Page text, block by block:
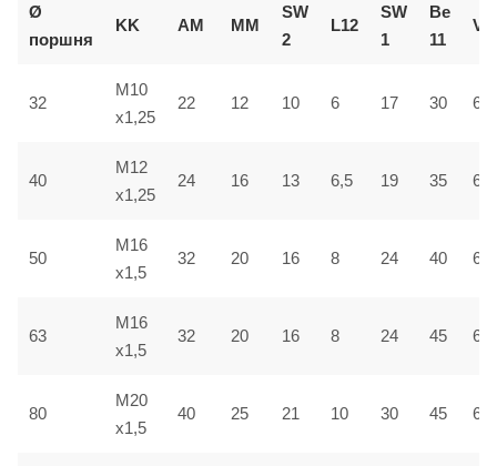
Ø
поршня
KK AM ММ
SW
2
L12
SW
1
Вe
11
VD
32
M10
x1,25
22 12 10 6 17 30 6
40
M12
x1,25
24 16 13 6,5 19 35 6,5
50
M16
x1,5
32 20 16 8 24 40 6,5
63
M16
x1,5
32 20 16 8 24 45 6,5
80
M20
x1,5
40 25 21 10 30 45 6,5